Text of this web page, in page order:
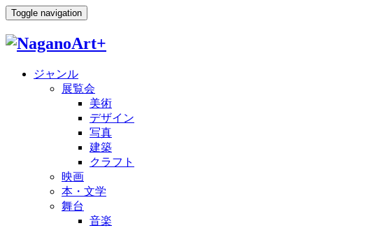
Toggle navigation
ジャンル
展覧会
美術
デザイン
写真
建築
クラフト
映画
本・文学
舞台
音楽